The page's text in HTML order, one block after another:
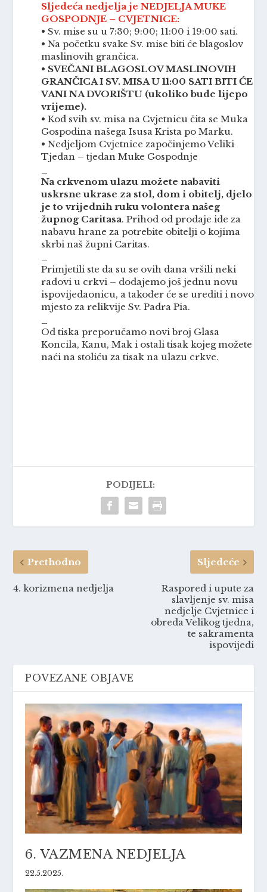
Sljedeća nedjelja je NEDJELJA MUKE
GOSPODNJE – CVJETNICE:
• Sv. mise su u 7:30; 9:00; 11:00 i 19:00 sati.
• Na početku svake Sv. mise biti će blagoslov
maslinovih grančica.
• SVEČANI BLAGOSLOV MASLINOVIH
GRANČICA I SV. MISA U 11:00 SATI BITI ĆE
VANI NA DVORIŠTU (ukoliko bude lijepo
vrijeme).
• Kod svih sv. misa na Cvjetnicu čita se Muka
Gospodina našega Isusa Krista po Marku.
• Nedjeljom Cvjetnice započinjemo Veliki
Tjedan – tjedan Muke Gospodnje
Na crkvenom ulazu možete nabaviti
uskrsne ukrase za stol, dom i obitelj, djelo
je to vrijednih ruku volontera našeg
župnog Caritasa. Prihod od prodaje ide za
nabavu hrane za potrebite obitelji o kojima
skrbi naš župni Caritas.
Primjetili ste da su se ovih dana vršili neki
radovi u crkvi – dodajemo još jednu novu
ispovijedaonicu, a također će se urediti i novo
mjesto za relikvije Sv. Padra Pia.
Od tiska preporučamo novi broj Glasa
Koncila, Kanu, Mak i ostali tisak kojeg možete
naći na stoliću za tisak na ulazu crkve.
PODIJELI:
Prethodno
4. korizmena nedjelja
Sljedeće
Raspored i upute za
slavljenje sv. misa
nedjelje Cvjetnice i
obreda Velikog tjedna,
te sakramenta
ispovijedi
POVEZANE OBJAVE
6. VAZMENA NEDJELJA
22.5.2025.